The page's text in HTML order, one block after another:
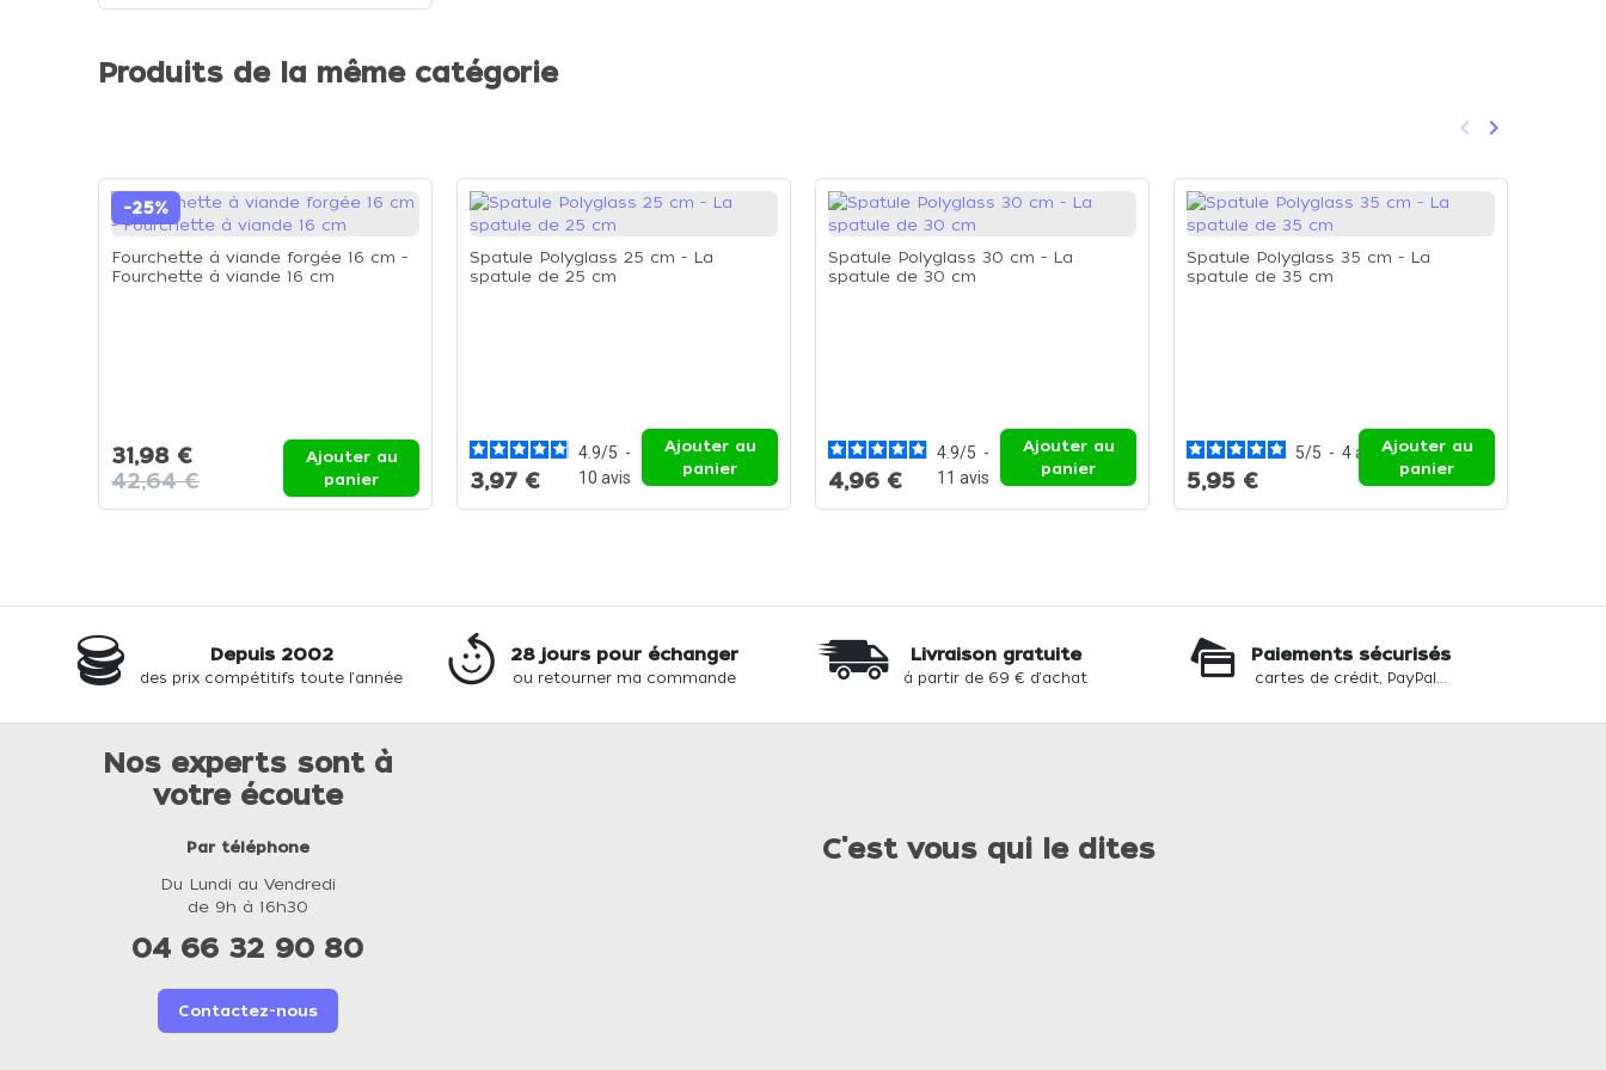
Produits de la même catégorie
Précédent
keyboard_arrow_left Suivant
keyboard_arrow_right
-25%
Fourchette à viande forgée 16 cm -
Fourchette à viande 16 cm
31,98 €
42,64 €
Ajouter au
panier
Spatule Polyglass 25 cm - La
spatule de 25 cm
4.9/5 -
10 avis
3,97 €
Ajouter au
panier
Spatule Polyglass 30 cm - La
spatule de 30 cm
4.9/5 -
11 avis
4,96 €
Ajouter au
panier
Spatule Polyglass 35 cm - La
spatule de 35 cm
5/5 - 4avis
5,95 €
Ajouter au
panier
Depuis 2002
des prix compétitifs toute l'année
28 jours pour échanger
ou retourner ma commande
Livraison gratuite
à partir de 69 € d'achat
Paiements sécurisés
cartes de crédit, PayPal...
Nos experts sont à
votre écoute
Par téléphone
Du Lundi au Vendredi
de 9h à 16h30
04 66 32 90 80
Contactez-nous
C'est vous qui le dites